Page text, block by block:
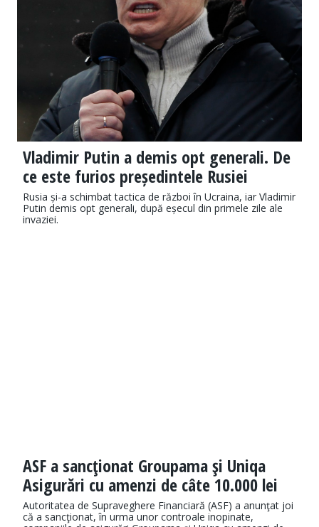
Vladimir Putin a demis opt generali. De
ce este furios președintele Rusiei
Rusia și-a schimbat tactica de război în Ucraina, iar Vladimir
Putin demis opt generali, după eșecul din primele zile ale
invaziei.
ASF a sancţionat Groupama şi Uniqa
Asigurări cu amenzi de câte 10.000 lei
Autoritatea de Supraveghere Financiară (ASF) a anunţat joi
că a sancţionat, în urma unor controale inopinate,